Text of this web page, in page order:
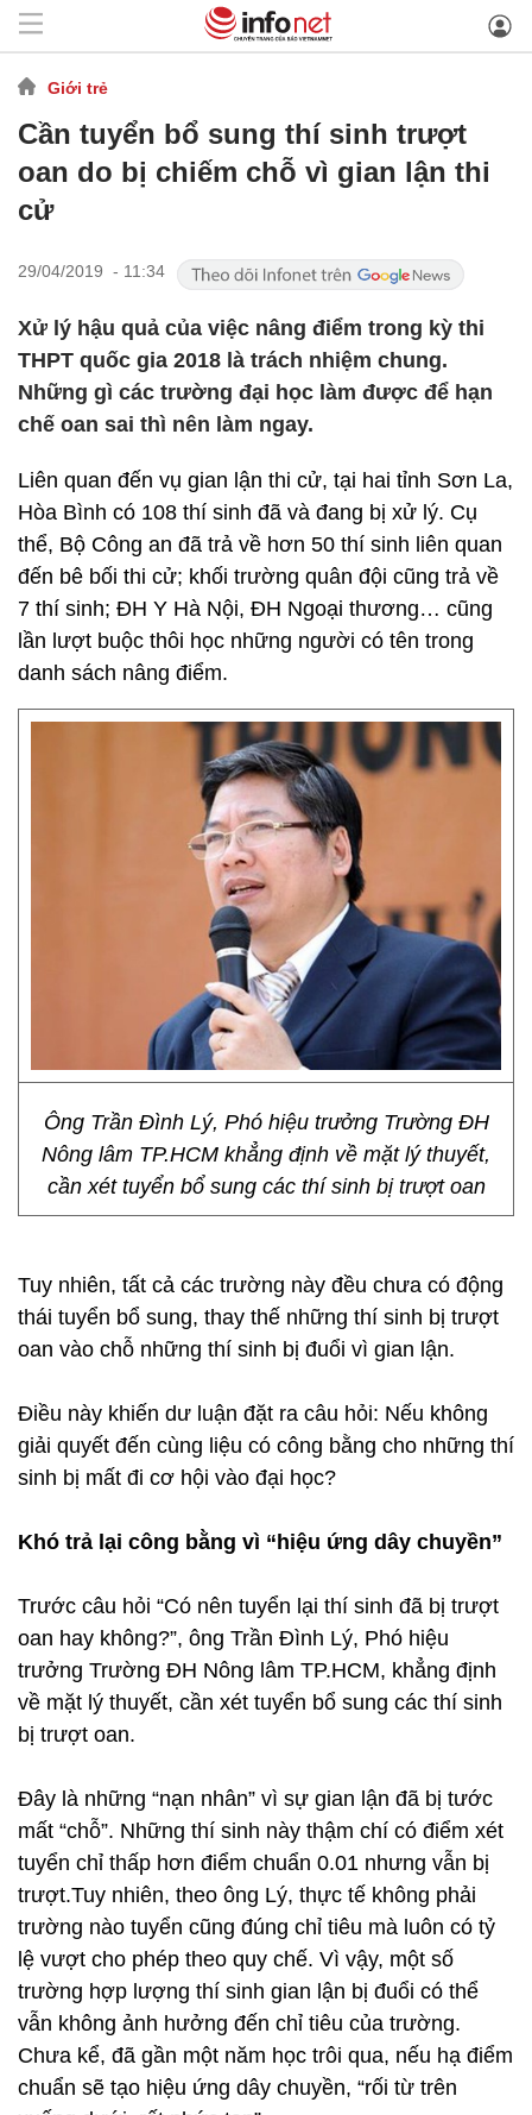
Giới trẻ
Cần tuyển bổ sung thí sinh trượt
oan do bị chiếm chỗ vì gian lận thi
cử
29/04/2019 - 11:34
Xử lý hậu quả của việc nâng điểm trong kỳ thi
THPT quốc gia 2018 là trách nhiệm chung.
Những gì các trường đại học làm được để hạn
chế oan sai thì nên làm ngay.
Liên quan đến vụ gian lận thi cử, tại hai tỉnh Sơn La,
Hòa Bình có 108 thí sinh đã và đang bị xử lý. Cụ
thể, Bộ Công an đã trả về hơn 50 thí sinh liên quan
đến bê bối thi cử; khối trường quân đội cũng trả về
7 thí sinh; ĐH Y Hà Nội, ĐH Ngoại thương… cũng
lần lượt buộc thôi học những người có tên trong
danh sách nâng điểm.
Ông Trần Đình Lý, Phó hiệu trưởng Trường ĐH
Nông lâm TP.HCM khẳng định về mặt lý thuyết,
cần xét tuyển bổ sung các thí sinh bị trượt oan
Tuy nhiên, tất cả các trường này đều chưa có động
thái tuyển bổ sung, thay thế những thí sinh bị trượt
oan vào chỗ những thí sinh bị đuổi vì gian lận.
Điều này khiến dư luận đặt ra câu hỏi: Nếu không
giải quyết đến cùng liệu có công bằng cho những thí
sinh bị mất đi cơ hội vào đại học?
Khó trả lại công bằng vì “hiệu ứng dây chuyền”
Trước câu hỏi “Có nên tuyển lại thí sinh đã bị trượt
oan hay không?”, ông Trần Đình Lý, Phó hiệu
trưởng Trường ĐH Nông lâm TP.HCM, khẳng định
về mặt lý thuyết, cần xét tuyển bổ sung các thí sinh
bị trượt oan.
Đây là những “nạn nhân” vì sự gian lận đã bị tước
mất “chỗ”. Những thí sinh này thậm chí có điểm xét
tuyển chỉ thấp hơn điểm chuẩn 0.01 nhưng vẫn bị
trượt.Tuy nhiên, theo ông Lý, thực tế không phải
trường nào tuyển cũng đúng chỉ tiêu mà luôn có tỷ
lệ vượt cho phép theo quy chế. Vì vậy, một số
trường hợp lượng thí sinh gian lận bị đuổi có thể
vẫn không ảnh hưởng đến chỉ tiêu của trường.
Chưa kể, đã gần một năm học trôi qua, nếu hạ điểm
chuẩn sẽ tạo hiệu ứng dây chuyền, “rối từ trên